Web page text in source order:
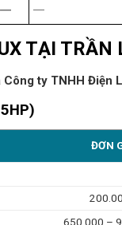
— —
TẠI TRẦN
Công ty TNHH Điện
ĐƠN
650.000 –